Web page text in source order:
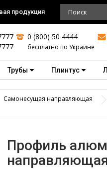
продукция
0 (800) 50 4444
бесплатно по Украине
Трубы Плинтус
Самонесущая направляющая
Профиль